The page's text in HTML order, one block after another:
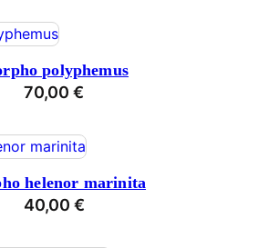
polyphemus
70,00 €
helenor marinita
40,00 €